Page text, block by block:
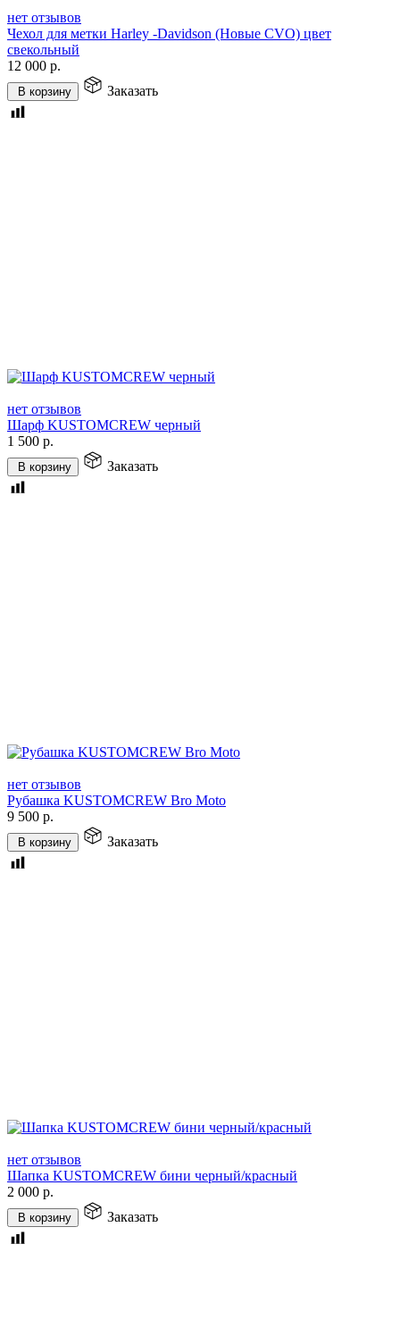
нет отзывов
Чехол для метки Harley -Davidson (Новые CVO) цвет
свекольный
12 000 р.
В корзину Заказать
нет отзывов
Шарф KUSTOMCREW черный
1 500 р.
В корзину Заказать
нет отзывов
Рубашка KUSTOMCREW Bro Moto
9 500 р.
В корзину Заказать
нет отзывов
Шапка KUSTOMCREW бини черный/красный
2 000 р.
В корзину Заказать